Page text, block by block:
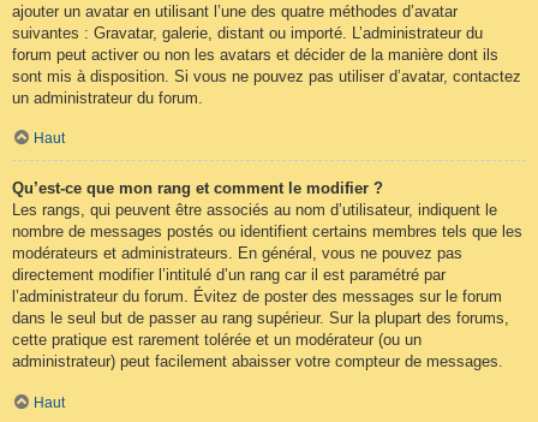
ajouter un avatar en utilisant l’une des quatre méthodes d’avatar
suivantes : Gravatar, galerie, distant ou importé. L’administrateur du
forum peut activer ou non les avatars et décider de la manière dont ils
sont mis à disposition. Si vous ne pouvez pas utiliser d’avatar, contactez
un administrateur du forum.
Haut
Qu’est-ce que mon rang et comment le modifier ?
Les rangs, qui peuvent être associés au nom d’utilisateur, indiquent le
nombre de messages postés ou identifient certains membres tels que les
modérateurs et administrateurs. En général, vous ne pouvez pas
directement modifier l’intitulé d’un rang car il est paramétré par
l’administrateur du forum. Évitez de poster des messages sur le forum
dans le seul but de passer au rang supérieur. Sur la plupart des forums,
cette pratique est rarement tolérée et un modérateur (ou un
administrateur) peut facilement abaisser votre compteur de messages.
Haut